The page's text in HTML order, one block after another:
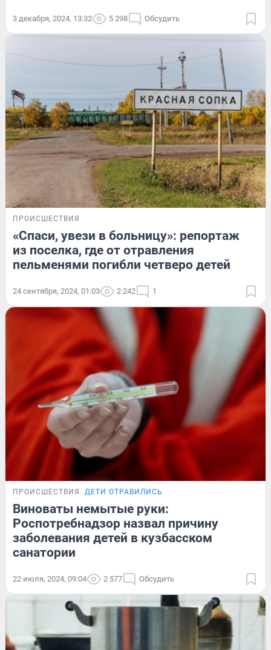
3 декабря, 2024, 13:32 5 298 Обсудить
ПРОИСШЕСТВИЯ
«Спаси, увези в больницу»: репортаж
из поселка, где от отравления
пельменями погибли четверо детей
24 сентября, 2024, 01:03 2 242 1
ПРОИСШЕСТВИЯ ДЕТИ ОТРАВИЛИСЬ
Виноваты немытые руки:
Роспотребнадзор назвал причину
заболевания детей в кузбасском
санатории
22 июля, 2024, 09:04 2 577 Обсудить